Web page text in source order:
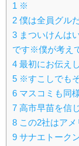
1 ※
2 僕は全員グル
3 まついけんは
です※僕が考え
4 最初にお伝え
5 ※すこしでも
6 マスコミも同
7 高市早苗を信
8 この2社はア
9 サナエトーク